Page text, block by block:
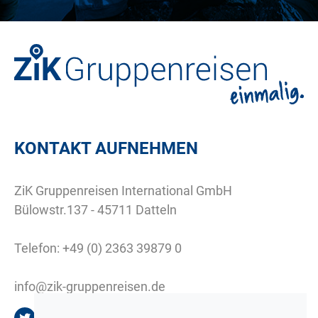
KONTAKT AUFNEHMEN
ZiK Gruppenreisen International GmbH
Bülowstr.137 - 45711 Datteln
Telefon: +49 (0) 2363 39879 0
info@zik-gruppenreisen.de